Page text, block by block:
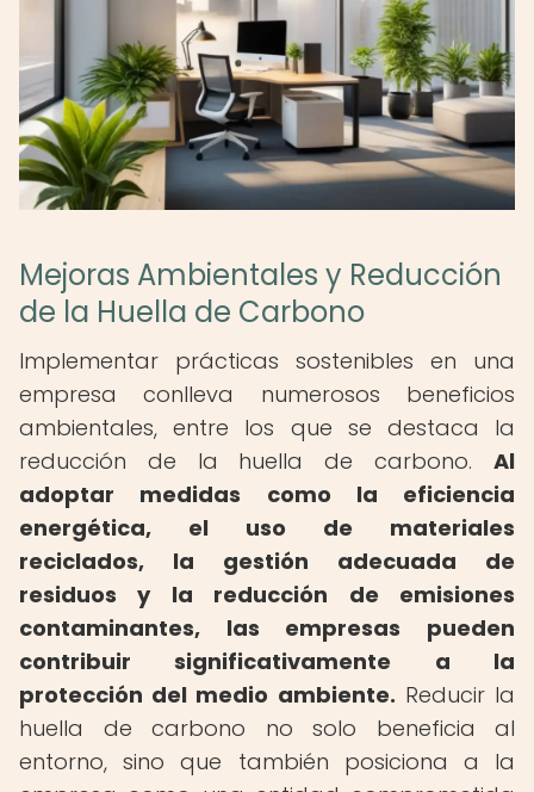
Mejoras Ambientales y Reducción
de la Huella de Carbono
Implementar prácticas sostenibles en una
empresa conlleva numerosos beneficios
ambientales, entre los que se destaca la
reducción de la huella de carbono. Al
adoptar medidas como la eficiencia
energética, el uso de materiales
reciclados, la gestión adecuada de
residuos y la reducción de emisiones
contaminantes, las empresas pueden
contribuir significativamente a la
protección del medio ambiente. Reducir la
huella de carbono no solo beneficia al
entorno, sino que también posiciona a la